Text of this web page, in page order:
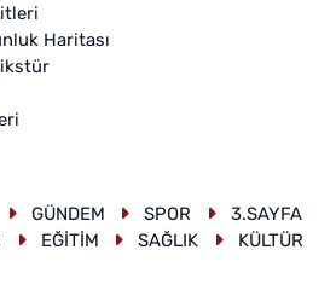
Haritası
GÜNDEM SPOR
3.SAYFA
EĞİTİM SAĞLIK KÜLTÜR